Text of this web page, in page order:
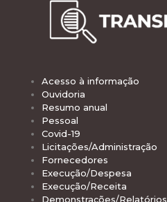
Acesso à informação
Ouvidoria
Resumo anual
Pessoal
Covid-19
Licitações/Administração
Fornecedores
Execução/Despesa
Execução/Receita
Demonstrações/Relatórios